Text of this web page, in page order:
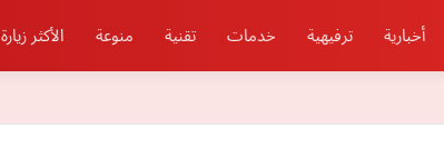
أخبارية ترفيهية خدمات تقنية منوعة الأكثر زيارة